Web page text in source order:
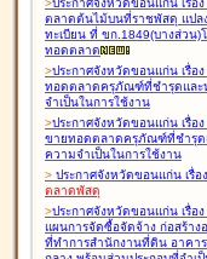
>ประกาศจังหวัดขอนแก่น เรื่อง
ตลาดต้นไม้บนที่ราชพัสดุ แปล
ทะเบียน ที่ ขก.1849(บางส่วน)
ทอดตลาด
>ประกาศจังหวัดขอนแก่น เรื่อง
ทอดตลาดครุภัณฑ์ที่ชำรุดและ
จำเป็นในการใช้งาน
>ประกาศจังหวัดขอนแก่น เรื่อง
ขายทอดตลาดครุภัณฑ์ที่ชำรุด
ความจำเป็นในการใช้งาน
> ประกาศจังหวัดขอนแก่น เรื่อง
ตลาดพัสดุ
>ประกาศจังหวัดขอนแก่น เรื่อง
แผนการจัดซื้อจัดจ้าง ก่อสร้าง
ที่ทำการสำนักงานที่ดิน อาคา